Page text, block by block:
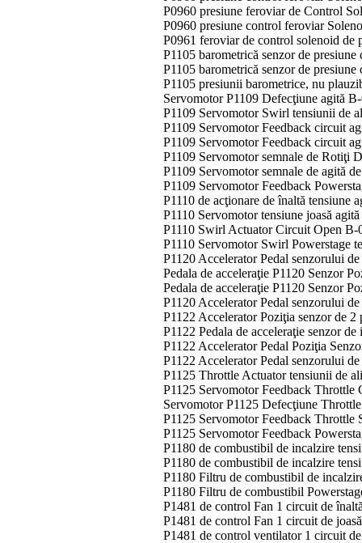
P0960 presiune feroviar de Control
P0960 presiune control feroviar
P0961 feroviar de control solenoid de
P1105 barometrică senzor de
P1105 barometrică senzor de
P1105 presiunii barometrice, nu
Servomotor P1109 Defecţiune agită
P1109 Servomotor Swirl tensiunii de
P1109 Servomotor Feedback circuit
P1109 Servomotor Feedback circuit
P1109 Servomotor semnale de Rotiţi
P1109 Servomotor semnale de agită
P1109 Servomotor Feedback
P1110 de acţionare de înaltă tensiune
P1110 Servomotor tensiune joasă
P1110 Swirl Actuator Circuit Open B-
P1110 Servomotor Swirl Powerstage
P1120 Accelerator Pedal senzorului
Pedala de acceleraţie P1120 Senzor
Pedala de acceleraţie P1120 Senzor
P1120 Accelerator Pedal senzorului
P1122 Accelerator Poziţia senzor de
P1122 Pedala de acceleraţie senzor
P1122 Accelerator Pedal Poziţia
P1122 Accelerator Pedal senzorului
P1125 Throttle Actuator tensiunii de
P1125 Servomotor Feedback
Servomotor P1125 Defecţiune
P1125 Servomotor Feedback Throttle
P1125 Servomotor Feedback
P1180 de combustibil de incalzire
P1180 de combustibil de incalzire
P1180 Filtru de combustibil de
P1180 Filtru de combustibil
P1481 de control Fan 1 circuit de
P1481 de control Fan 1 circuit de
P1481 de control ventilator 1 circuit